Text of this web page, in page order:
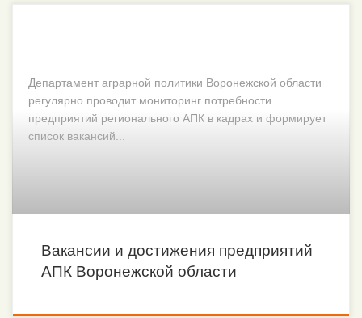
Департамент аграрной политики Воронежской области
регулярно проводит мониторинг потребности
предприятий регионального АПК в кадрах и формирует
список вакансий...
Вакансии и достижения предприятий
АПК Воронежской области